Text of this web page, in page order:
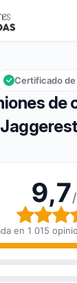
9,7 de 10
de
Certificado
9,7
en 1 015